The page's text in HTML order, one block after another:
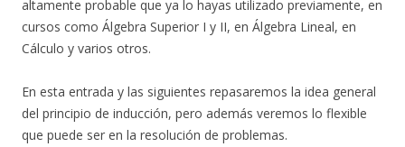
altamente probable que ya lo hayas utilizado previamente, en
cursos como Álgebra Superior I y II, en Álgebra Lineal, en
Cálculo y varios otros.
En esta entrada y las siguientes repasaremos la idea general
del principio de inducción, pero además veremos lo flexible
que puede ser en la resolución de problemas.